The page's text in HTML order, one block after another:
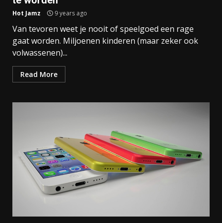
Hot Jamz 9 years ago
Van tevoren weet je nooit of speelgoed een rage
gaat worden. Miljoenen kinderen (maar zeker ook
volwassenen)...
Read More